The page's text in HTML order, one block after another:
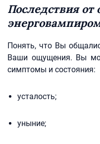
Последствия от
Понять, что Вы
Ваши ощущения. Вы
симптомы и состояния:
усталость;
уныние;